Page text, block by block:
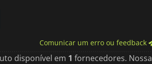
Comunicar um erro ou feedback
disponível em 1 fornecedores. Nossa